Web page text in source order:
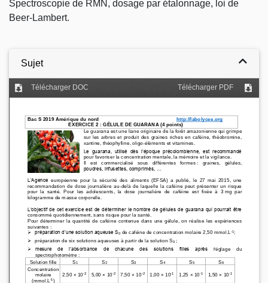
Spectroscopie de RMN, dosage par étalonnage, loi de
Beer-Lambert.
Sujet